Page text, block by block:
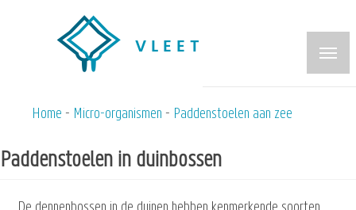
Home Micro-organismen Paddenstoelen aan zee
Paddenstoelen in duinbossen